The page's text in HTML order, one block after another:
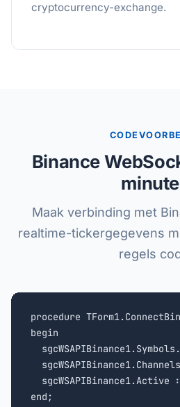
cryptocurrency-exchange.
Binance
Maak verbinding met
realtime-tickergegevens
regels
procedure
begin
sgcWSAPIBinance1.Active
end;